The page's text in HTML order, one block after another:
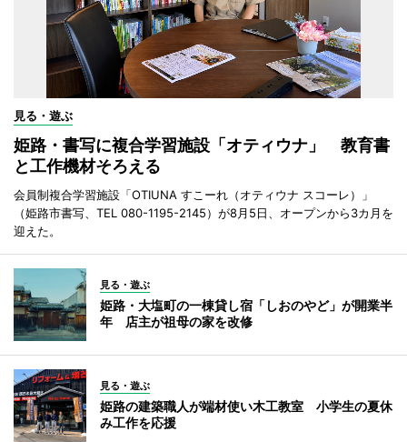
見る・遊ぶ
姫路・書写に複合学習施設「オティウナ」 教育書
と工作機材そろえる
会員制複合学習施設「OTIUNA すこーれ（オティウナ スコーレ）」
（姫路市書写、TEL 080-1195-2145）が8月5日、オープンから3カ月を
迎えた。
見る・遊ぶ
姫路・大塩町の一棟貸し宿「しおのやど」が開業半
年 店主が祖母の家を改修
見る・遊ぶ
姫路の建築職人が端材使い木工教室 小学生の夏休
み工作を応援